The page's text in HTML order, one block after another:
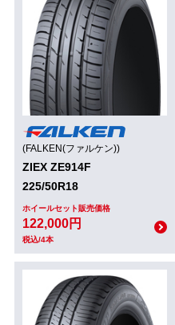
(FALKEN(ファルケン))
ZIEX ZE914F
225/50R18
ホイールセット販売価格
122,000円
税込/4本